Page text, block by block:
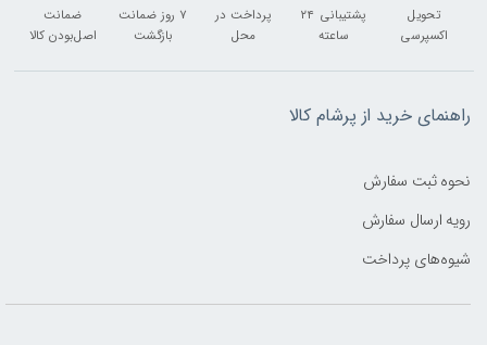
تحویل
اکسپرسی
پشتیبانی ۲۴
ساعته
پرداخت در
محل
۷ روز ضمانت
بازگشت
ضمانت
اصل‌بودن کالا
راهنمای خرید از پرشام کالا
نحوه ثبت سفارش
رویه ارسال سفارش
شیوه‌های پرداخت